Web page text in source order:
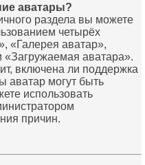
аватары?
раздела вы можете
четырёх
«Галерея аватар»,
«Загружаемая аватара».
включена ли поддержка
аватар могут быть
использовать
причин.